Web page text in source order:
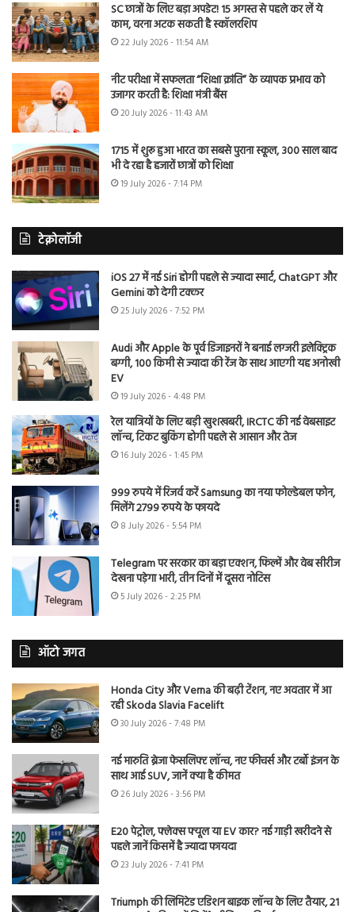
SC छात्रों के लिए बड़ा अपडेट! 15 अगस्त से पहले कर लें ये
काम, वरना अटक सकती है स्कॉलरशिप
22 July 2026 - 11:54 AM
नीट परीक्षा में सफलता “शिक्षा क्रांति” के व्यापक प्रभाव को
उजागर करती है: शिक्षा मंत्री बैंस
20 July 2026 - 11:43 AM
1715 में शुरू हुआ भारत का सबसे पुराना स्कूल, 300 साल बाद
भी दे रहा है हजारों छात्रों को शिक्षा
19 July 2026 - 7:14 PM
टेक्नोलॉजी
iOS 27 में नई Siri होगी पहले से ज्यादा स्मार्ट, ChatGPT और
Gemini को देगी टक्कर
25 July 2026 - 7:52 PM
Audi और Apple के पूर्व डिजाइनरों ने बनाई लग्जरी इलेक्ट्रिक
बग्गी, 100 किमी से ज्यादा की रेंज के साथ आएगी यह अनोखी
EV
19 July 2026 - 4:48 PM
रेल यात्रियों के लिए बड़ी खुशखबरी, IRCTC की नई वेबसाइट
लॉन्च, टिकट बुकिंग होगी पहले से आसान और तेज
16 July 2026 - 1:45 PM
999 रुपये में रिजर्व करें Samsung का नया फोल्डेबल फोन,
मिलेंगे 2799 रुपये के फायदे
8 July 2026 - 5:54 PM
Telegram पर सरकार का बड़ा एक्शन, फिल्में और वेब सीरीज
देखना पड़ेगा भारी, तीन दिनों में दूसरा नोटिस
5 July 2026 - 2:25 PM
ऑटो जगत
Honda City और Verna की बढ़ी टेंशन, नए अवतार में आ
रही Skoda Slavia Facelift
30 July 2026 - 7:48 PM
नई मारुति ब्रेजा फेसलिफ्ट लॉन्च, नए फीचर्स और टर्बो इंजन के
साथ आई SUV, जानें क्या है कीमत
26 July 2026 - 3:56 PM
E20 पेट्रोल, फ्लेक्स फ्यूल या EV कार? नई गाड़ी खरीदने से
पहले जानें किसमें है ज्यादा फायदा
23 July 2026 - 7:41 PM
Triumph की लिमिटेड एडिशन बाइक लॉन्च के लिए तैयार, 21